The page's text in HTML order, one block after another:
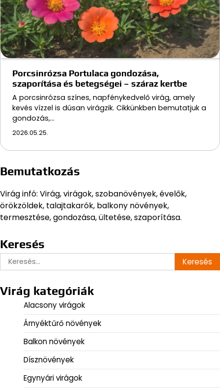
Porcsinrózsa Portulaca gondozása,
szaporítása és betegségei – száraz kertbe
A porcsinrózsa színes, napfénykedvelő virág, amely
kevés vízzel is dúsan virágzik. Cikkünkben bemutatjuk a
gondozás,…
2026.05.25.
Bemutatkozás
Virág infó: Virág, virágok, szobanövények, évelők,
örökzöldek, talajtakarók, balkony növények,
termesztése, gondozása, ültetése, szaporítása.
Keresés
Keresés:
Virág kategóriák
Alacsony virágok
Árnyéktűrő növények
Balkon növények
Dísznövények
Egynyári virágok